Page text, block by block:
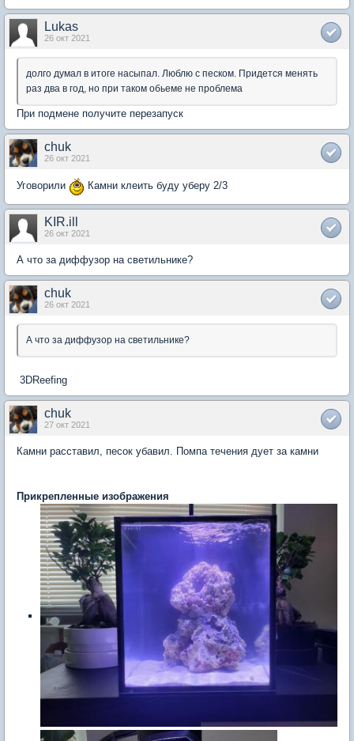
Lukas
26 окт 2021
долго думал в итоге насыпал. Люблю с песком. Придется менять
раз два в год, но при таком обьеме не проблема
При подмене получите перезапуск
chuk
26 окт 2021
Уговорили Камни клеить буду уберу 2/3
KIR.ill
26 окт 2021
А что за диффузор на светильнике?
chuk
26 окт 2021
А что за диффузор на светильнике?
3DReefing
chuk
27 окт 2021
Камни расставил, песок убавил. Помпа течения дует за камни
Прикрепленные изображения